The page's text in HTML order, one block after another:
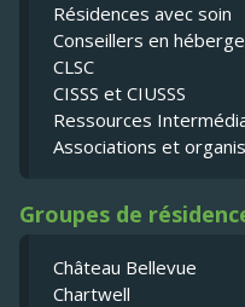
Résidences avec soin
Conseillers en
CLSC
CISSS et CIUSSS
Ressources
Associations et
Groupes de
Château Bellevue
Chartwell